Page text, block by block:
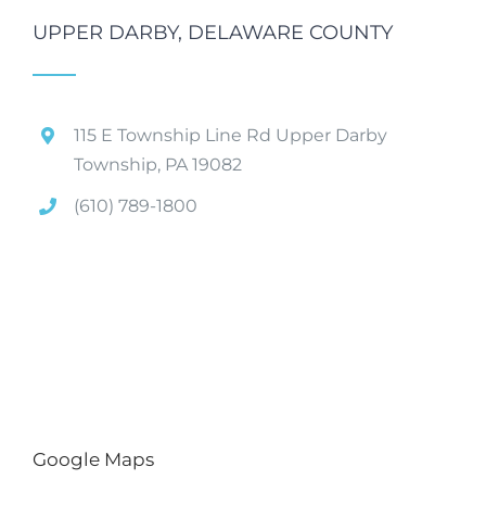
UPPER DARBY, DELAWARE COUNTY
115 E Township Line Rd Upper Darby
Township, PA 19082
(610) 789-1800
Google Maps